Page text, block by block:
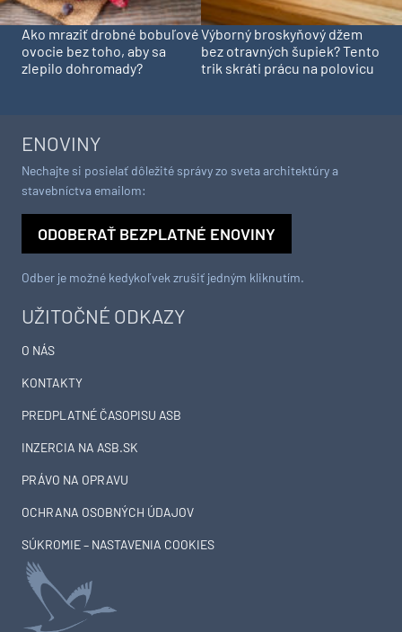
Ako mraziť drobné bobuľové
ovocie bez toho, aby sa
zlepilo dohromady?
Výborný broskyňový džem
bez otravných šupiek? Tento
trik skráti prácu na polovicu
UŽITOČNÉ ODKAZY
O NÁS
KONTAKTY
PREDPLATNÉ ČASOPISU ASB
INZERCIA NA ASB.SK
PRÁVO NA OPRAVU
OCHRANA OSOBNÝCH ÚDAJOV
SÚKROMIE – NASTAVENIA COOKIES
ENOVINY
Nechajte si posielať dôležité správy zo sveta architektúry a
stavebníctva emailom:
ODOBERAŤ BEZPLATNÉ ENOVINY
Odber je možné kedykoľvek zrušiť jedným kliknutím.